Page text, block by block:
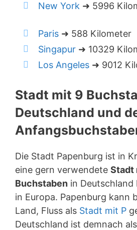
New York ➜ 5996
Paris ➜ 588 Kilometer
Singapur ➜ 10329
Los Angeles ➜ 9012
Stadt mit 9
Deutschland und
Die Stadt Papenburg ist in
eine gern verwendete Stadt
Buchstaben in Deutschland
in Europa. Papenburg kann
Land, Fluss als Stadt mit P
Deutschland ist demnach